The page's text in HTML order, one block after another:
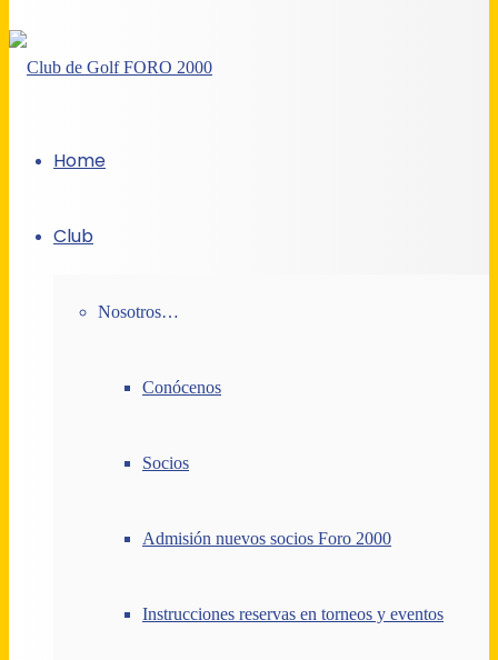
Home
Club
Nosotros…
Conócenos
Socios
Admisión nuevos socios Foro 2000
Instrucciones reservas en torneos y eventos